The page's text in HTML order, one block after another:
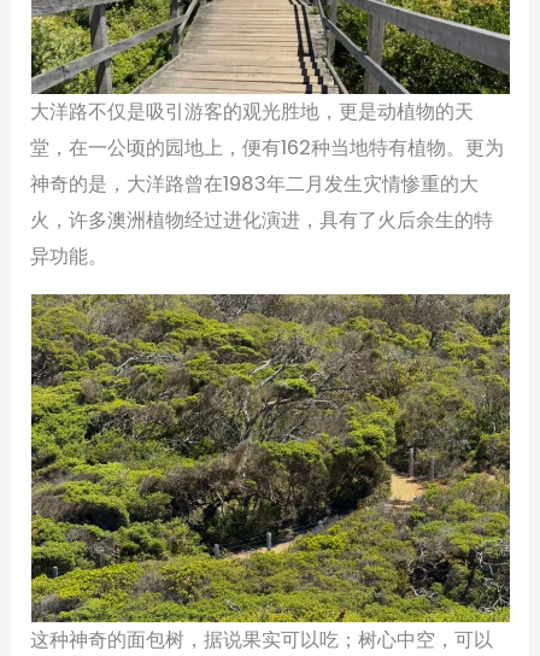
大洋路不仅是吸引游客的观光胜地，更是动植物的天
堂，在一公顷的园地上，便有162种当地特有植物。更为
神奇的是，大洋路曾在1983年二月发生灾情惨重的大
火，许多澳洲植物经过进化演进，具有了火后余生的特
异功能。
这种神奇的面包树，据说果实可以吃；树心中空，可以